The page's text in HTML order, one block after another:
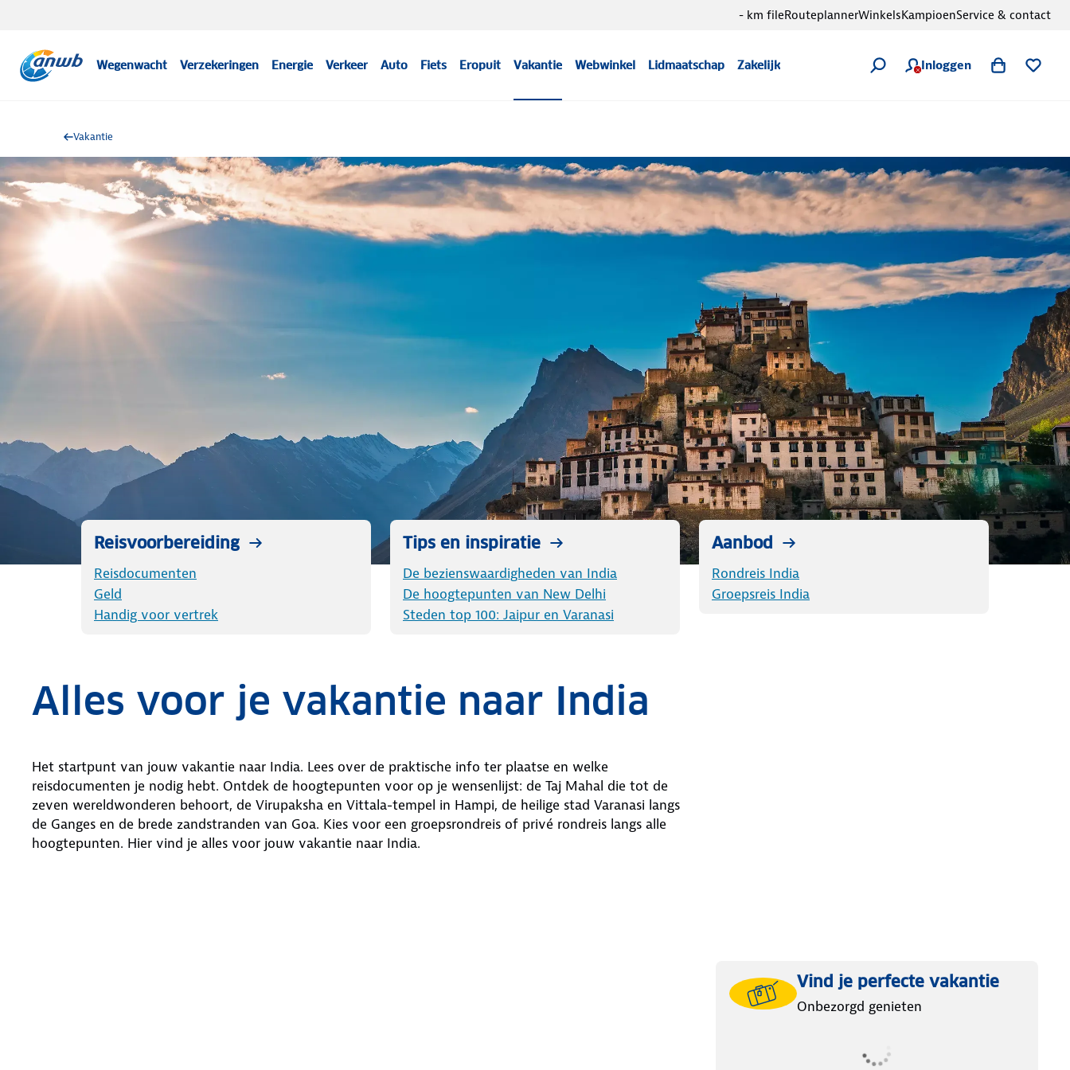
Wegenwacht Verzekeringen Energie Verkeer Auto Fiets Eropuit Vakantie Webwinkel Lidmaatschap Zakelijk Inloggen
- km fileRouteplannerWinkelsKampioenService & contact
Vakantie
Reisvoorbereiding
Reisdocumenten
Geld
Handig voor vertrek
Tips en inspiratie
De bezienswaardigheden van India
De hoogtepunten van New Delhi
Steden top 100: Jaipur en Varanasi
Aanbod
Rondreis India
Groepsreis India
Alles voor je vakantie naar India
Het startpunt van jouw vakantie naar India. Lees over de praktische info ter plaatse en welke
reisdocumenten je nodig hebt. Ontdek de hoogtepunten voor op je wensenlijst: de Taj Mahal die tot de
zeven wereldwonderen behoort, de Virupaksha en Vittala-tempel in Hampi, de heilige stad Varanasi langs
de Ganges en de brede zandstranden van Goa. Kies voor een groepsrondreis of privé rondreis langs alle
hoogtepunten. Hier vind je alles voor jouw vakantie naar India.
Vind je perfecte vakantie
Onbezorgd genieten